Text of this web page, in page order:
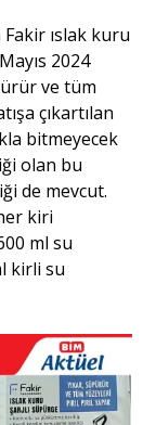
Fakir ıslak kuru
2024
ve tüm
çıkartılan
bitmeyecek
olan bu
de mevcut.
kiri
ml su
kirli su